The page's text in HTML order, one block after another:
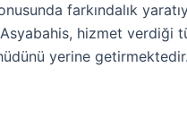
farkındalık
Asyabahis, hizmet verdiği
yerine